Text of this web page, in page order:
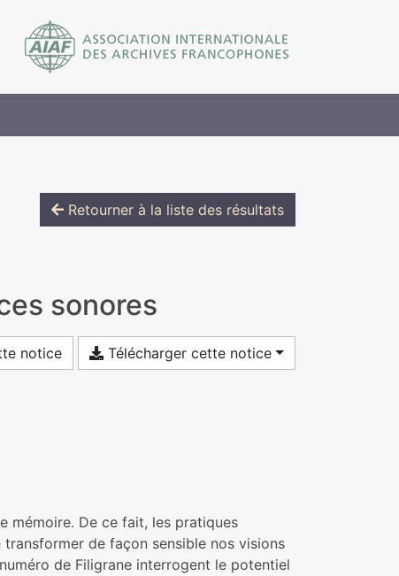
Retourner à la liste des résultats
sonores
notice Télécharger cette notice
mémoire. De ce fait, les pratiques
de façon sensible nos visions
de Filigrane interrogent le potentiel